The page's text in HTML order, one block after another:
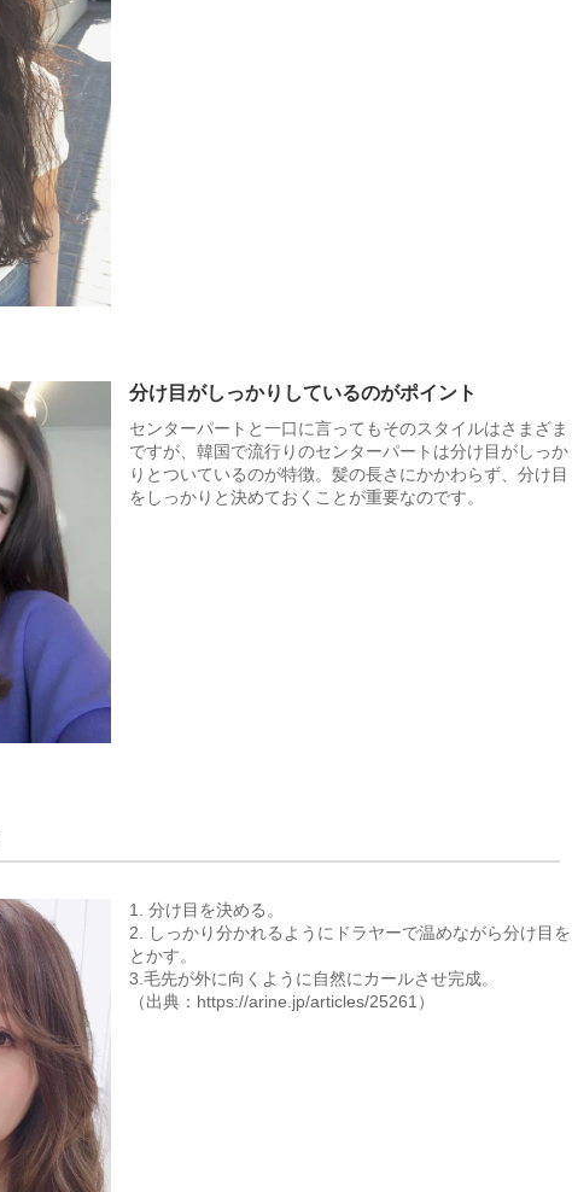
分け目がしっかりしているのがポイント
センターパートと一口に言ってもそのスタイルはさまざま
ですが、韓国で流行りのセンターパートは分け目がしっか
りとついているのが特徴。髪の長さにかかわらず、分け目
をしっかりと決めておくことが重要なのです。
1. 分け目を決める。
2. しっかり分かれるようにドラヤーで温めながら分け目を
とかす。
3.毛先が外に向くように自然にカールさせ完成。
（出典：https://arine.jp/articles/25261）